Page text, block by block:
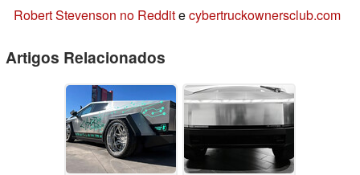
Robert Stevenson no Redditecybertruckownersclub.com
Artigos Relacionados